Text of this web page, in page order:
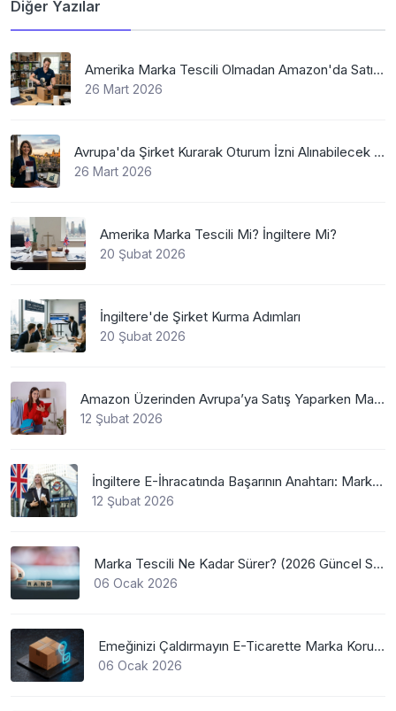
Diğer Yazılar
Amerika Marka Tescili Olmadan Amazon'da Satış Mümkün Mü
26 Mart 2026
Avrupa'da Şirket Kurarak Oturum İzni Alınabilecek En Mantıklı Ülkeler Nelerdir?
26 Mart 2026
Amerika Marka Tescili Mi? İngiltere Mi?
20 Şubat 2026
İngiltere'de Şirket Kurma Adımları
20 Şubat 2026
Amazon Üzerinden Avrupa’ya Satış Yaparken Marka Tescilinin Önemi
12 Şubat 2026
İngiltere E-İhracatında Başarının Anahtarı: Marka Tescili
12 Şubat 2026
Marka Tescili Ne Kadar Sürer? (2026 Güncel Süreler)
06 Ocak 2026
Emeğinizi Çaldırmayın E-Ticarette Marka Koruma
06 Ocak 2026